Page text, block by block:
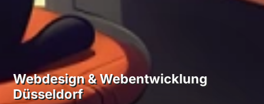
Webdesign & Webentwicklung
Düsseldorf